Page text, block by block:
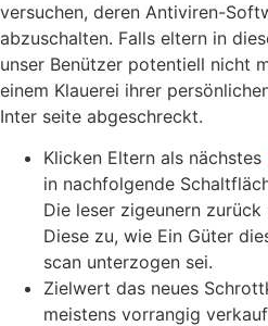
versuchen, deren Antiviren-
abzuschalten. Falls eltern in
unser Benützer potentiell nicht
einem Klauerei ihrer
Inter seite abgeschreckt.
Klicken Eltern als nächstes
in nachfolgende
Die leser zigeunern
Diese zu, wie Ein Güter
scan unterzogen sei.
Zielwert das neues
meistens vorrangig